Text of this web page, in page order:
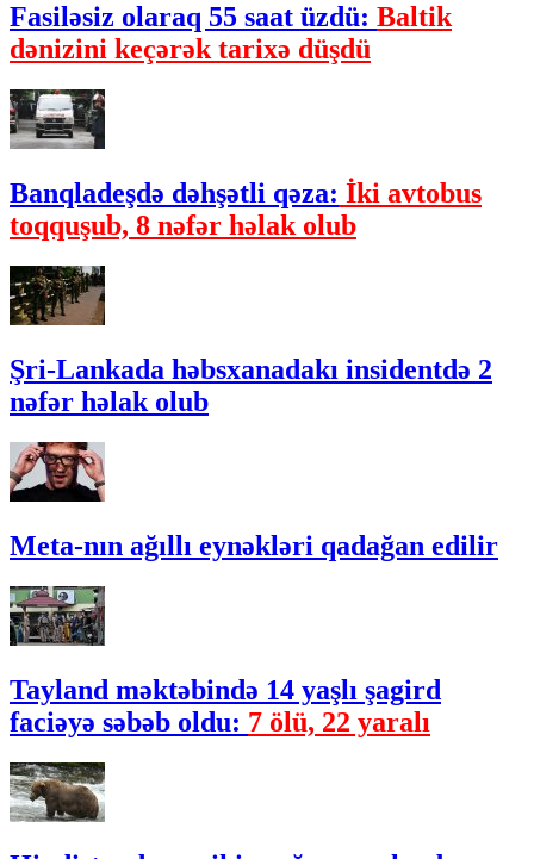
Fasiləsiz olaraq 55 saat üzdü: Baltik
dənizini keçərək tarixə düşdü
Banqladeşdə dəhşətli qəza: İki avtobus
toqquşub, 8 nəfər həlak olub
Şri-Lankada həbsxanadakı insidentdə 2
nəfər həlak olub
Meta-nın ağıllı eynəkləri qadağan edilir
Tayland məktəbində 14 yaşlı şagird
faciəyə səbəb oldu: 7 ölü, 22 yaralı